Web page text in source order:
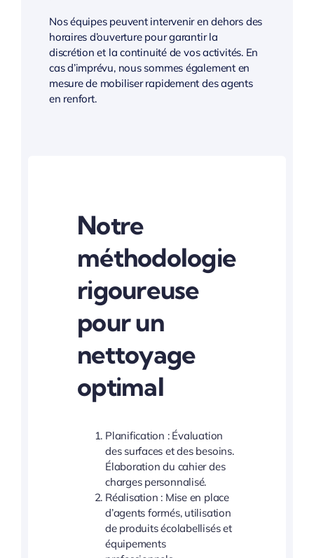
Nos équipes peuvent intervenir en dehors des
horaires d’ouverture pour garantir la
discrétion et la continuité de vos activités. En
cas d’imprévu, nous sommes également en
mesure de mobiliser rapidement des agents
en renfort.
Notre
méthodologie
rigoureuse
pour un
nettoyage
optimal
Planification : Évaluation
des surfaces et des besoins.
Élaboration du cahier des
charges personnalisé.
Réalisation : Mise en place
d’agents formés, utilisation
de produits écolabellisés et
équipements